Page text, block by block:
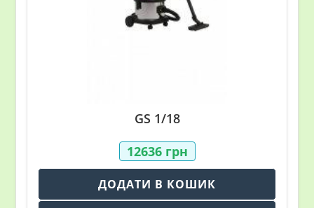
GS 1/18
12636 грн
ДОДАТИ В КОШИК